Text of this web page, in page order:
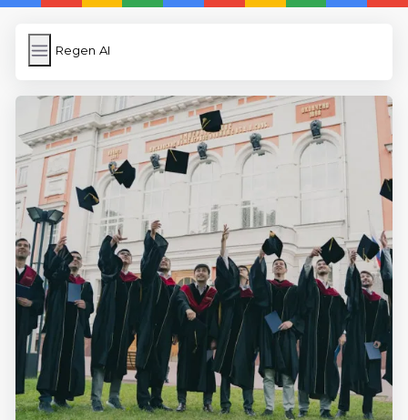
Regen AI
Regen AI
Subir Imagen
Wordpress Cache
Anasayfa
5 Günde İngilizce
İngilizce
Dil Eğitimi
En Hızlı İngilizce
En Kolay İngilizce